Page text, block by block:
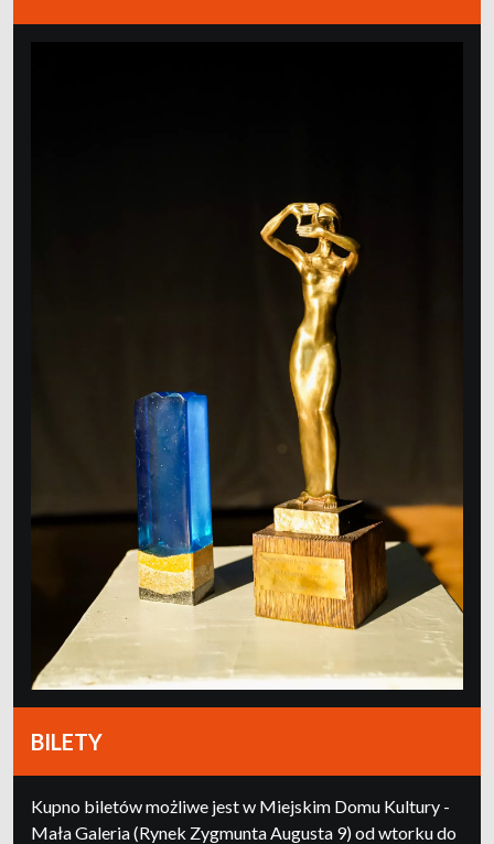
BILETY
Kupno biletów możliwe jest w Miejskim Domu Kultury -
Mała Galeria (Rynek Zygmunta Augusta 9) od wtorku do